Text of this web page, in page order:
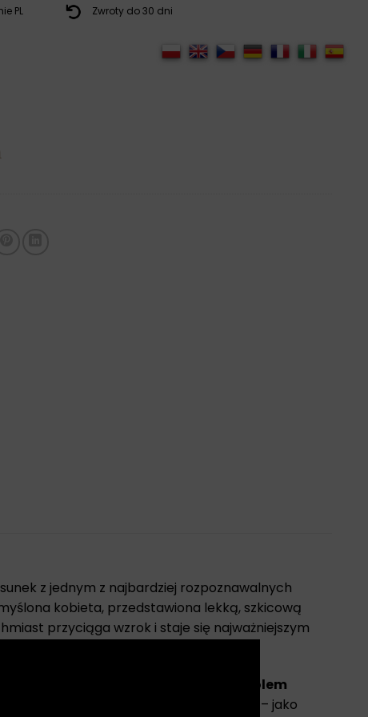
PL Zwroty do 30 dni
z jednym z najbardziej rozpoznawalnych
kobieta, przedstawiona lekką, szkicową
przyciąga wzrok i staje się najważniejszym
formą postaci a wyrazistym symbolem
być interpretowana na wiele sposobów – jako